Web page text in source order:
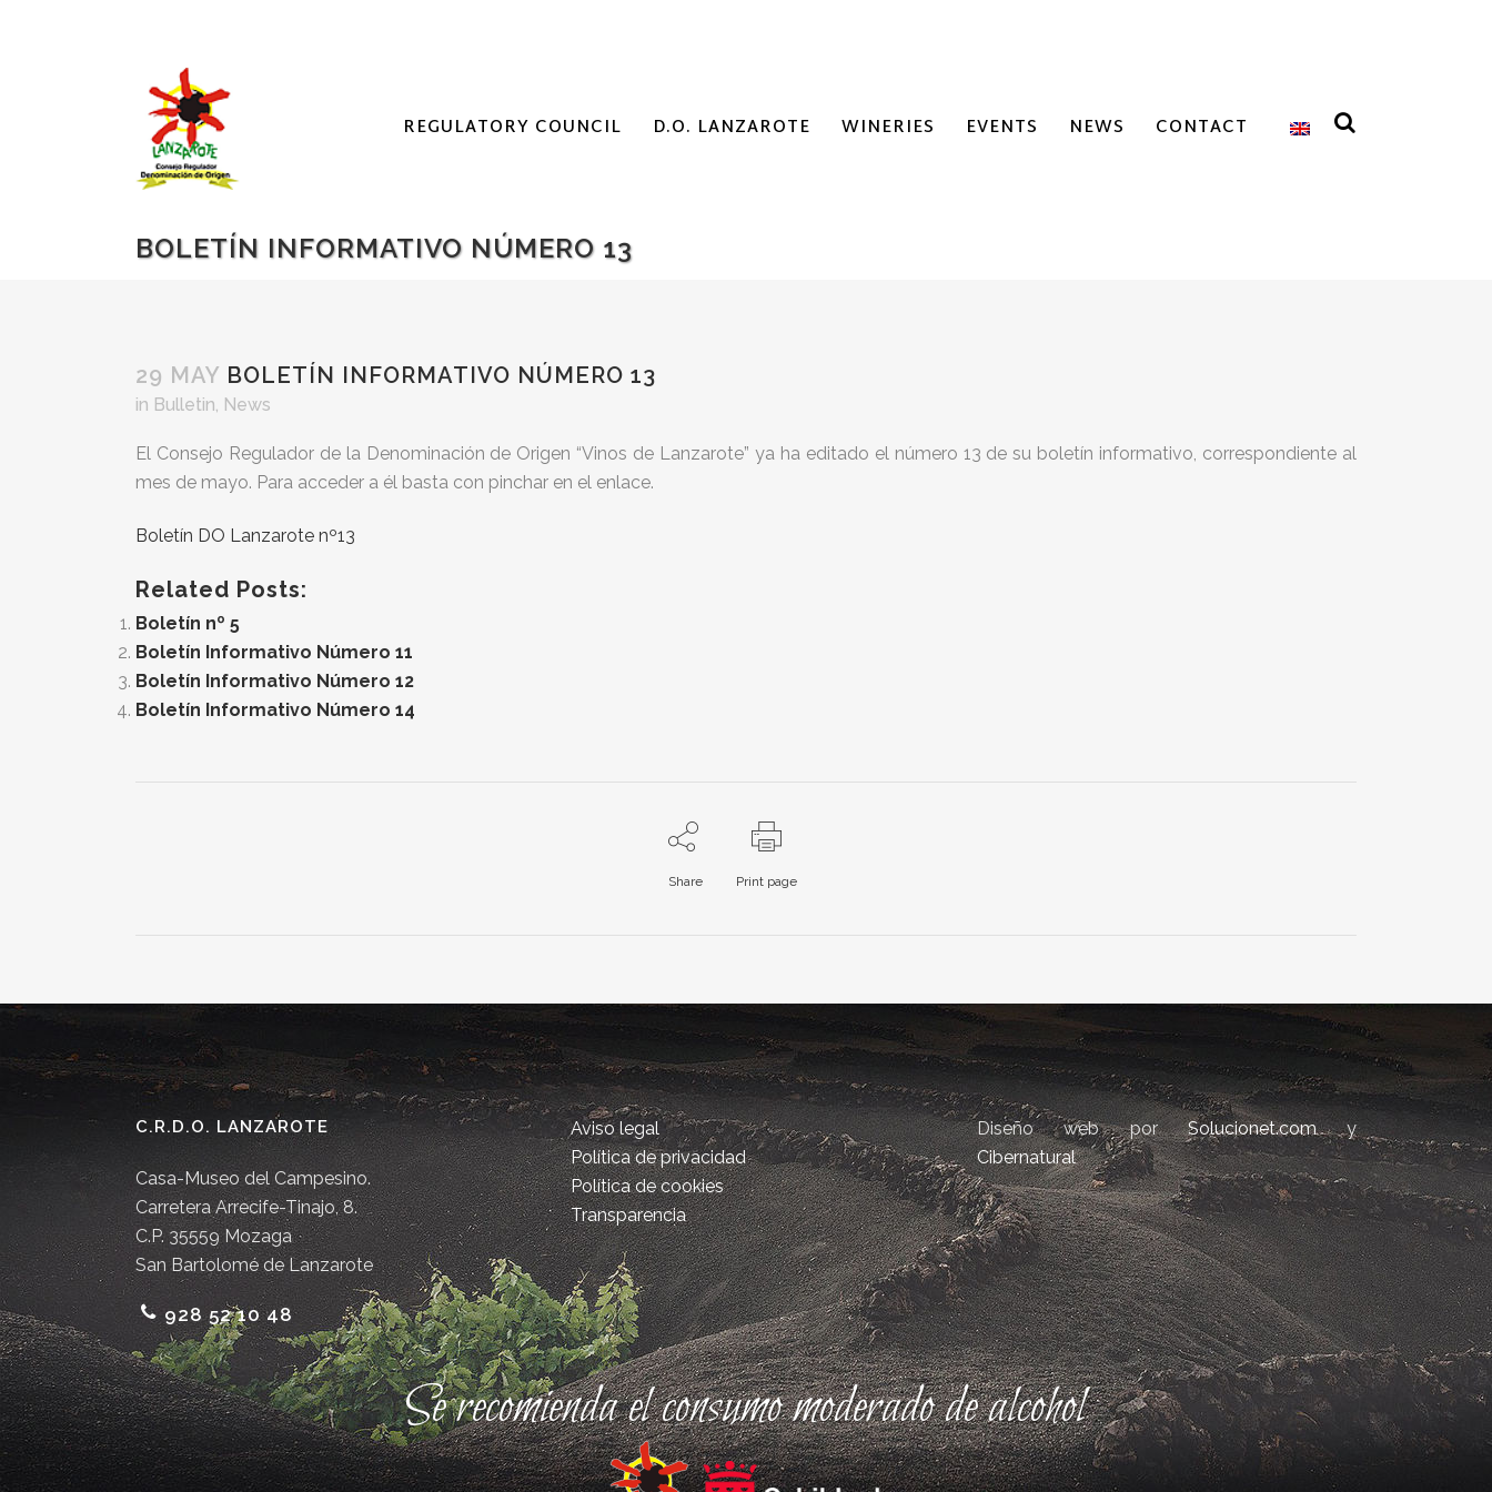
REGULATORY COUNCIL D.O. LANZAROTE WINERIES EVENTS NEWS CONTACT
BOLETÍN INFORMATIVO NÚMERO 13
29 MAY BOLETÍN INFORMATIVO NÚMERO 13
in Bulletin, News
El Consejo Regulador de la Denominación de Origen “Vinos de Lanzarote” ya ha editado el número 13 de su boletín informativo, correspondiente al
mes de mayo. Para acceder a él basta con pinchar en el enlace.
Boletín DO Lanzarote nº13
Related Posts:
Boletín nº 5
Boletín Informativo Número 11
Boletín Informativo Número 12
Boletín Informativo Número 14
Share Print page
C.R.D.O. LANZAROTE
Casa-Museo del Campesino.
Carretera Arrecife-Tinajo, 8.
C.P. 35559 Mozaga
San Bartolomé de Lanzarote
928 52 10 48
Aviso legal
Política de privacidad
Política de cookies
Transparencia
Diseño web porSolucionet.comy
Cibernatural
Se recomienda el consumo moderado de alcohol